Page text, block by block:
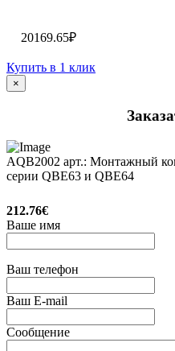
20169.65₽
Купить в 1 клик
×
AQB2002 арт.: Монтажный
серии QBE63 и QBE64
212.76€
Ваше имя
Ваш телефон
Ваш E-mail
Сообщение